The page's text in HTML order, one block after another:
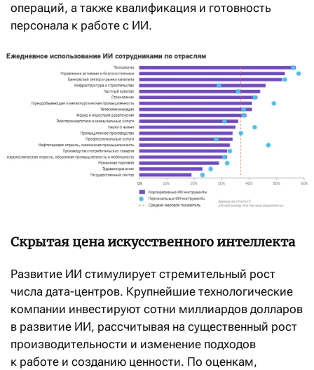
операций, а также квалификация и готовность
персонала к работе с ИИ.
Скрытая цена искусственного интеллекта
Развитие ИИ стимулирует стремительный рост
числа дата-центров. Крупнейшие технологические
компании инвестируют сотни миллиардов долларов
в развитие ИИ, рассчитывая на существенный рост
производительности и изменение подходов
к работе и созданию ценности. По оценкам,